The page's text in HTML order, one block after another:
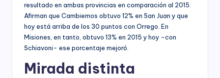
resultado en ambas provincias en comparación al 2015.
Afirman que Cambiemos obtuvo 12% en San Juan y que
hoy está arriba de los 30 puntos con Orrego. En
Misiones, en tanto, obtuvo 13% en 2015 y hoy -con
Schiavoni- ese porcentaje mejoró.
Mirada distinta